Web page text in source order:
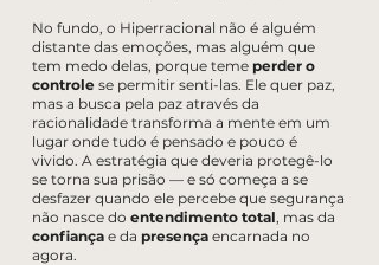
No fundo, o Hiperracional não é alguém
distante das emoções, mas alguém que
tem medo delas, porque teme perder o
controle se permitir senti-las. Ele quer paz,
mas a busca pela paz através da
racionalidade transforma a mente em um
lugar onde tudo é pensado e pouco é
vivido. A estratégia que deveria protegê-lo
se torna sua prisão — e só começa a se
desfazer quando ele percebe que segurança
não nasce do entendimento total, mas da
confiança e da presença encarnada no
agora.